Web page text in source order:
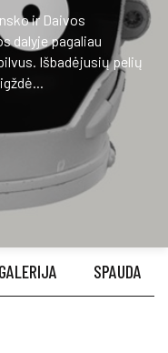
ir Daivos
dalyje pagaliau
Išbadėjusių pelių
GALERIJA SPAUDA